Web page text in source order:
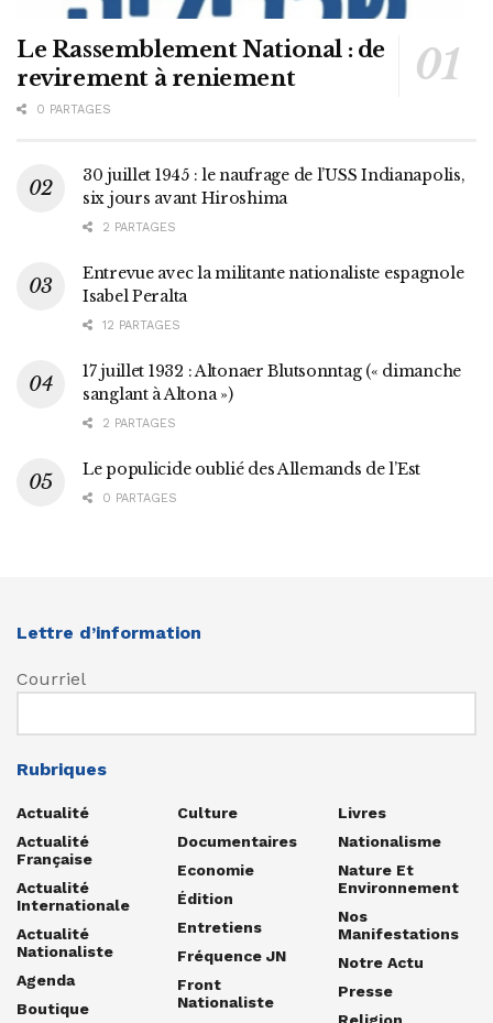
Le Rassemblement National : de
revirement à reniement
0 PARTAGES
30 juillet 1945 : le naufrage de l’USS Indianapolis,
six jours avant Hiroshima
2 PARTAGES
Entrevue avec la militante nationaliste espagnole
Isabel Peralta
12 PARTAGES
17 juillet 1932 : Altonaer Blutsonntag (« dimanche
sanglant à Altona »)
2 PARTAGES
Le populicide oublié des Allemands de l’Est
0 PARTAGES
Lettre d’information
Courriel
Rubriques
Actualité
Actualité
Française
Actualité
Internationale
Actualité
Nationaliste
Agenda
Boutique
Culture
Documentaires
Economie
Édition
Entretiens
Fréquence JN
Front
Nationaliste
Livres
Nationalisme
Nature Et
Environnement
Nos
Manifestations
Notre Actu
Presse